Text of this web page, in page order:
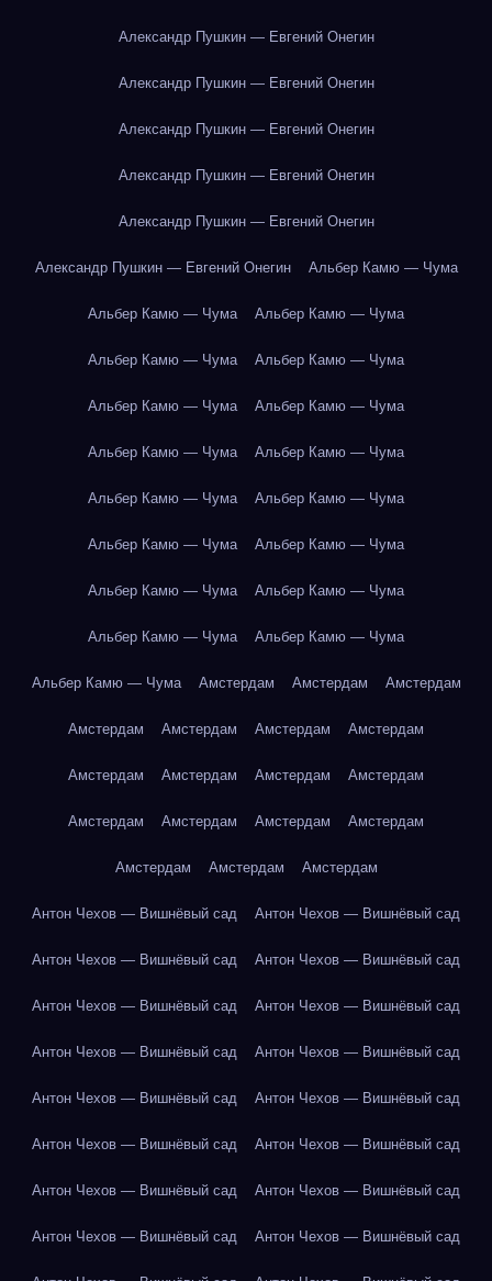
Александр Пушкин — Евгений Онегин
Александр Пушкин — Евгений Онегин
Александр Пушкин — Евгений Онегин
Александр Пушкин — Евгений Онегин
Александр Пушкин — Евгений Онегин
Александр Пушкин — Евгений Онегин Альбер Камю — Чума
Альбер Камю — Чума Альбер Камю — Чума
Альбер Камю — Чума Альбер Камю — Чума
Альбер Камю — Чума Альбер Камю — Чума
Альбер Камю — Чума Альбер Камю — Чума
Альбер Камю — Чума Альбер Камю — Чума
Альбер Камю — Чума Альбер Камю — Чума
Альбер Камю — Чума Альбер Камю — Чума
Альбер Камю — Чума Альбер Камю — Чума
Альбер Камю — Чума Амстердам Амстердам Амстердам
Амстердам Амстердам Амстердам Амстердам
Амстердам Амстердам Амстердам Амстердам
Амстердам Амстердам Амстердам Амстердам
Амстердам Амстердам Амстердам
Антон Чехов — Вишнёвый сад Антон Чехов — Вишнёвый сад
Антон Чехов — Вишнёвый сад Антон Чехов — Вишнёвый сад
Антон Чехов — Вишнёвый сад Антон Чехов — Вишнёвый сад
Антон Чехов — Вишнёвый сад Антон Чехов — Вишнёвый сад
Антон Чехов — Вишнёвый сад Антон Чехов — Вишнёвый сад
Антон Чехов — Вишнёвый сад Антон Чехов — Вишнёвый сад
Антон Чехов — Вишнёвый сад Антон Чехов — Вишнёвый сад
Антон Чехов — Вишнёвый сад Антон Чехов — Вишнёвый сад